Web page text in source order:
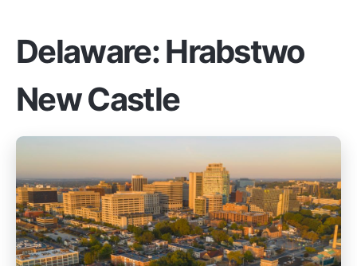
Delaware: Hrabstwo
New Castle